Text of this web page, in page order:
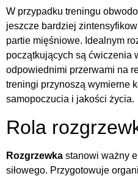
W przypadku treningu
jeszcze bardziej
partie mięśniowe. Idealnym
początkujących są ćwiczenia
odpowiednimi przerwami na
treningi przynoszą wymierne
samopoczucia i jakości życia.
Rola
Rozgrzewka stanowi ważny
siłowego. Przygotowuje